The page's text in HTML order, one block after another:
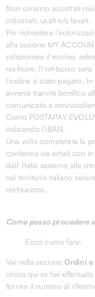
Non saranno accettati
indossati, usati e/o lavati.
Per richiedere
alla sezione MY
selezionare il motivo,
restituire. Il rimborso
l’ordine è stato pagato.
avverrà tramite bonifico
comunicato a
Conto POSTAPAY
indicando l’IBAN.
Una volta completata la
conferma via email con in
dall’ Italia assieme alle
nel territorio italiano
restituzione.
Come posso procedere
Ecco come fare:
Vai nella sezione Ordini e
cliccaqui se hai
fornire il numero di